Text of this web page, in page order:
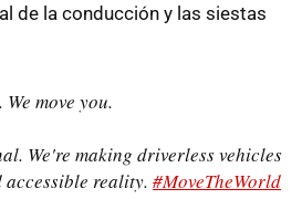
de la conducción y las siestas
move you.
We're making driverless vehicles
accessible reality. #MoveTheWorld